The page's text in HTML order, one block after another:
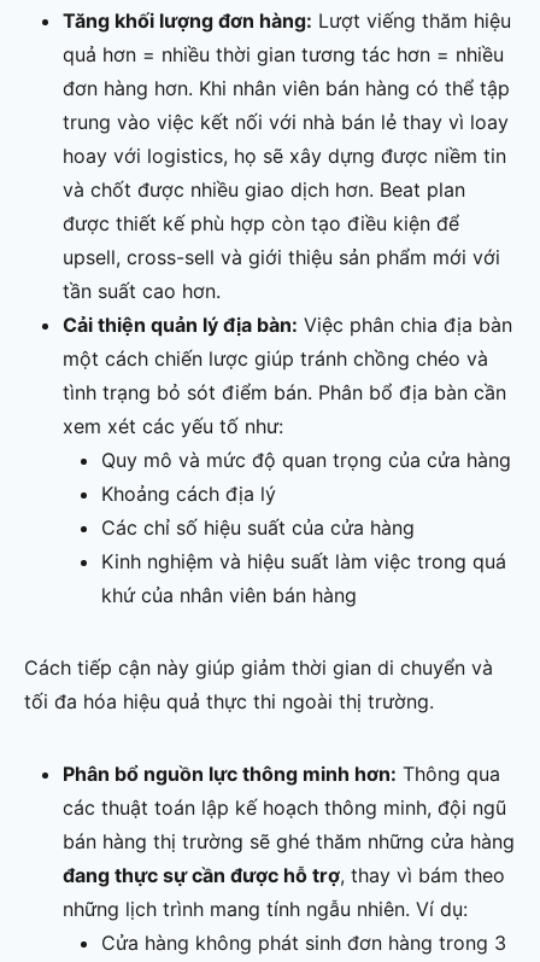
Tăng khối lượng đơn hàng: Lượt viếng thăm hiệu
quả hơn = nhiều thời gian tương tác hơn = nhiều
đơn hàng hơn. Khi nhân viên bán hàng có thể tập
trung vào việc kết nối với nhà bán lẻ thay vì loay
hoay với logistics, họ sẽ xây dựng được niềm tin
và chốt được nhiều giao dịch hơn. Beat plan
được thiết kế phù hợp còn tạo điều kiện để
upsell, cross-sell và giới thiệu sản phẩm mới với
tần suất cao hơn.
Cải thiện quản lý địa bàn: Việc phân chia địa bàn
một cách chiến lược giúp tránh chồng chéo và
tình trạng bỏ sót điểm bán. Phân bổ địa bàn cần
xem xét các yếu tố như:
Quy mô và mức độ quan trọng của cửa hàng
Khoảng cách địa lý
Các chỉ số hiệu suất của cửa hàng
Kinh nghiệm và hiệu suất làm việc trong quá
khứ của nhân viên bán hàng
Cách tiếp cận này giúp giảm thời gian di chuyển và
tối đa hóa hiệu quả thực thi ngoài thị trường.
Phân bổ nguồn lực thông minh hơn: Thông qua
các thuật toán lập kế hoạch thông minh, đội ngũ
bán hàng thị trường sẽ ghé thăm những cửa hàng
đang thực sự cần được hỗ trợ, thay vì bám theo
những lịch trình mang tính ngẫu nhiên. Ví dụ:
Cửa hàng không phát sinh đơn hàng trong 3